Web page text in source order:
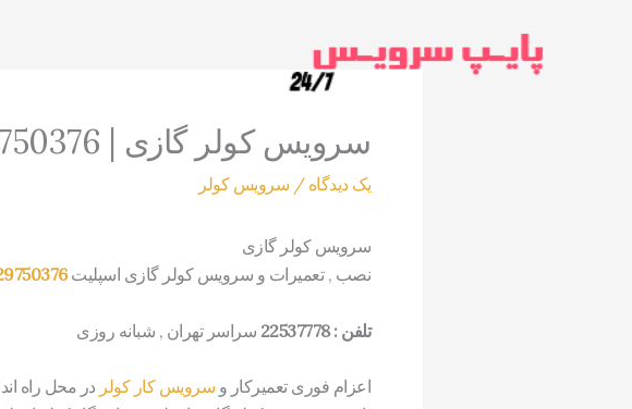
سرویس کولر گازی | 09129750376
یک دیدگاه / سرویس کولر
سرویس کولر گازی
نصب , تعمیرات و سرویس کولر گازی اسپلیت
تلفن : 22537778 سراسر تهران , شبانه روزی
اعزام فوری تعمیرکار و سرویس کار کولر در محل راه